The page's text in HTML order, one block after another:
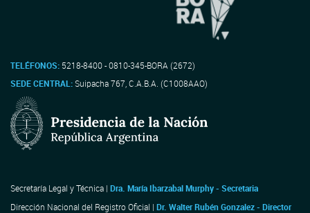
TELÉFONOS: 5218-8400 - 0810-345-BORA (2672)
SEDE CENTRAL:Suipacha 767, C.A.B.A. (C1008AAO)
Secretaría Legal y Técnica | Dra. María Ibarzabal Murphy - Secretaria
Dirección Nacional del Registro Oficial | Dr. Walter Rubén Gonzalez - Director